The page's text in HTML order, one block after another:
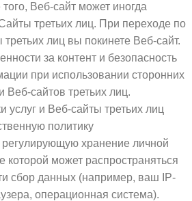
Веб-сайт может иногда
третьих лиц. При переходе по
лиц вы покинете Веб-сайт.
за контент и безопасность
при использовании сторонних
Веб-сайтов третьих лиц.
услуг и Веб-сайты третьих лиц
политику
хранение личной
может распространяться
сбор данных (например, ваш IP-
операционная система).